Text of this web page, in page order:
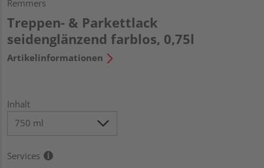
Remmers
Treppen- & Parkettlack
seidenglänzend farblos, 0,75l
Artikelinformationen
Inhalt
Services